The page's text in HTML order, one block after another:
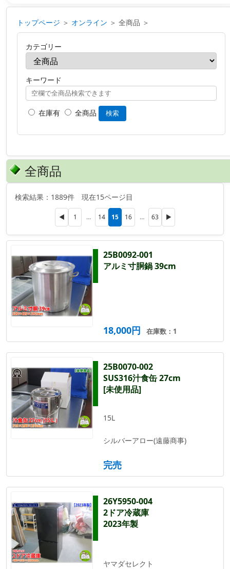
トップページ ＞ オンライン ＞ 全商品 ＞
カテゴリー
キーワード
在庫有 全商品 検索
全商品
検索結果：1889件 現在15ページ目
◀ 1 … 14 15 16 … 63 ▶
25B0092-001
アルミ寸胴鍋 39cm
18,000円 在庫数：1
25B0070-002
SUS316汁食缶 27cm
[未使用品]
15L
シルバーアロー(遠藤商事)
完売
26Y5950-004
2ドア冷蔵庫
2023年製
ヤマダセレクト